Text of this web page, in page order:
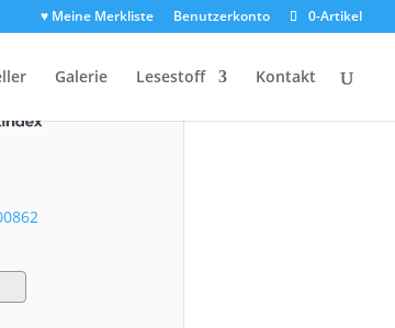
♥ Meine Merkliste Benutzerkonto 0-Artikel
Galerie Lesestoff Kontakt